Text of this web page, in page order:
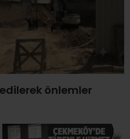
önlemler